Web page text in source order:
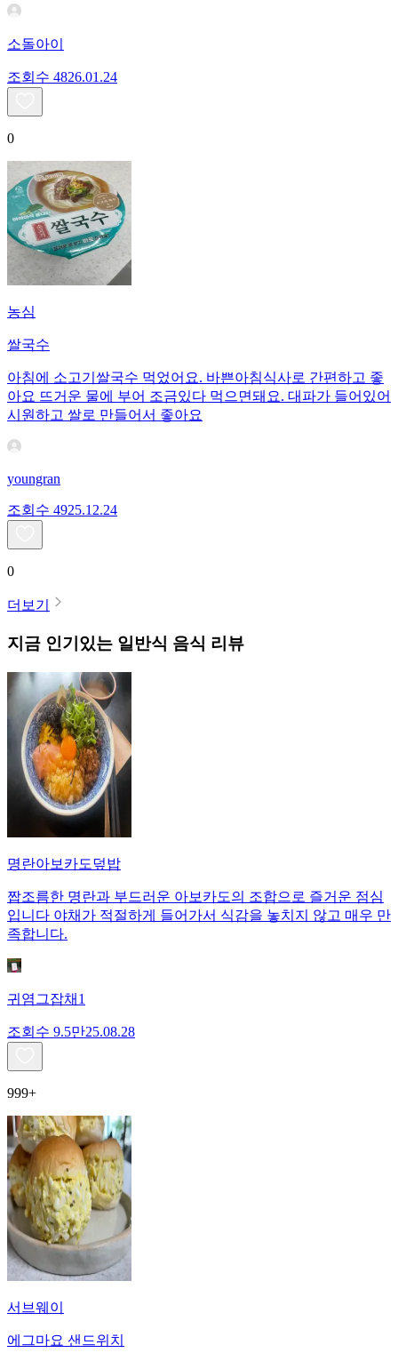
소돌아이
조회수 4826.01.24
0
농심
쌀국수
아침에 소고기쌀국수 먹었어요. 바쁜아침식사로 간편하고 좋
아요 뜨거운 물에 부어 조금있다 먹으면돼요. 대파가 들어있어
시원하고 쌀로 만들어서 좋아요
youngran
조회수 4925.12.24
0
더보기
지금 인기있는 일반식 음식 리뷰
명란아보카도덮밥
짭조름한 명란과 부드러운 아보카도의 조합으로 즐거운 점심
입니다 야채가 적절하게 들어가서 식감을 놓치지 않고 매우 만
족합니다.
귀염그잡채1
조회수 9.5만25.08.28
999+
서브웨이
에그마요 샌드위치